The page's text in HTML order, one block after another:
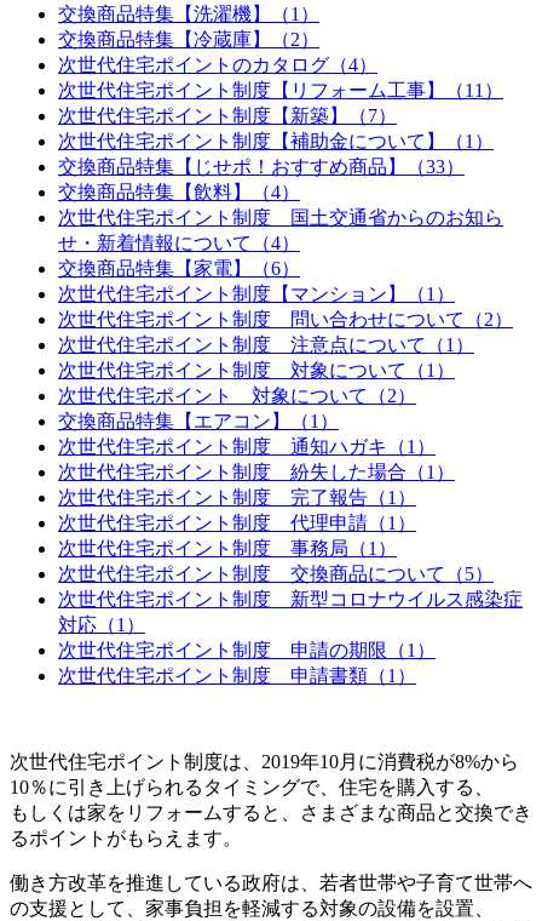
交換商品特集【洗濯機】（1）
交換商品特集【冷蔵庫】（2）
次世代住宅ポイントのカタログ（4）
次世代住宅ポイント制度【リフォーム工事】（11）
次世代住宅ポイント制度【新築】（7）
次世代住宅ポイント制度【補助金について】（1）
交換商品特集【じせポ！おすすめ商品】（33）
交換商品特集【飲料】（4）
次世代住宅ポイント制度 国土交通省からのお知ら
せ・新着情報について（4）
交換商品特集【家電】（6）
次世代住宅ポイント制度【マンション】（1）
次世代住宅ポイント制度 問い合わせについて（2）
次世代住宅ポイント制度 注意点について（1）
次世代住宅ポイント制度 対象について（1）
次世代住宅ポイント 対象について（2）
交換商品特集【エアコン】（1）
次世代住宅ポイント制度 通知ハガキ（1）
次世代住宅ポイント制度 紛失した場合（1）
次世代住宅ポイント制度 完了報告（1）
次世代住宅ポイント制度 代理申請（1）
次世代住宅ポイント制度 事務局（1）
次世代住宅ポイント制度 交換商品について（5）
次世代住宅ポイント制度 新型コロナウイルス感染症
対応（1）
次世代住宅ポイント制度 申請の期限（1）
次世代住宅ポイント制度 申請書類（1）
次世代住宅ポイント制度は、2019年10月に消費税が8%から
10％に引き上げられるタイミングで、住宅を購入する、
もしくは家をリフォームすると、さまざまな商品と交換でき
るポイントがもらえます。
働き方改革を推進している政府は、若者世帯や子育て世帯へ
の支援として、家事負担を軽減する対象の設備を設置、